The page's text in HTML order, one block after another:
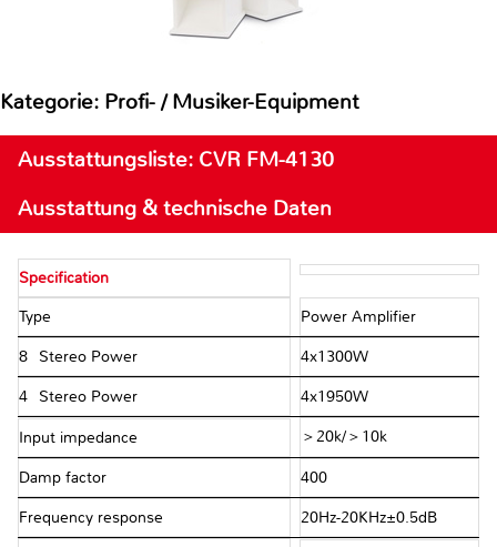
Kategorie: Profi- / Musiker-Equipment
Ausstattungsliste: CVR FM-4130
Ausstattung & technische Daten
Specification
Type Power Amplifier
8ΩStereo Power 4x1300W
4ΩStereo Power 4x1950W
Input impedance ＞20k/＞10k
Damp factor 400
Frequency response 20Hz-20KHz±0.5dB